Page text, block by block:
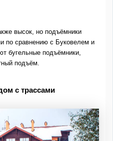
высок, но подъёмники
по сравнению с Буковелем и
бугельные подъёмники,
подъём.
с трассами